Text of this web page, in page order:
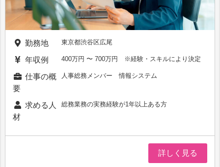
勤務地 東京都渋谷区広尾
年収例 400万円 〜 700万円 ※経験・スキルにより決定
仕事の概
要
人事総務メンバー 情報システム
求める人
材
総務業務の実務経験が1年以上ある方
詳しく見る